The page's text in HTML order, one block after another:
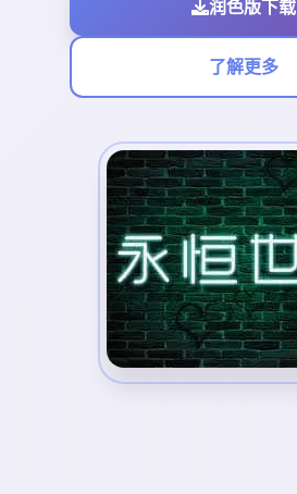
润色版下载
了解更多